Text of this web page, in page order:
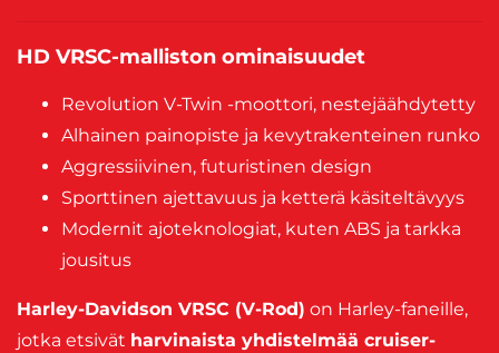
HD VRSC-malliston ominaisuudet
Revolution V-Twin -moottori, nestejäähdytetty
Alhainen painopiste ja kevytrakenteinen runko
Aggressiivinen, futuristinen design
Sporttinen ajettavuus ja ketterä käsiteltävyys
Modernit ajoteknologiat, kuten ABS ja tarkka
jousitus
Harley-Davidson VRSC (V-Rod) on Harley-faneille,
jotka etsivät harvinaista yhdistelmää cruiser-